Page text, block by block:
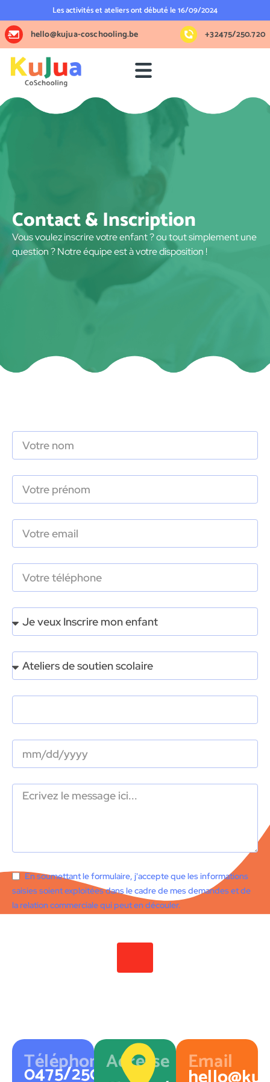
Les activités et ateliers ont débuté le 16/09/2024
hello@kujua-coschooling.be +32475/250.720
Contact & Inscription
Vous voulez inscrire votre enfant ? ou tout simplement une
question ? Notre équipe est à votre disposition !
En soumettant le formulaire, j'accepte que les informations
saisies soient exploitées dans le cadre de mes demandes et de
la relation commerciale qui peut en découler.
Téléphone
0475/250.720Adresse
Email